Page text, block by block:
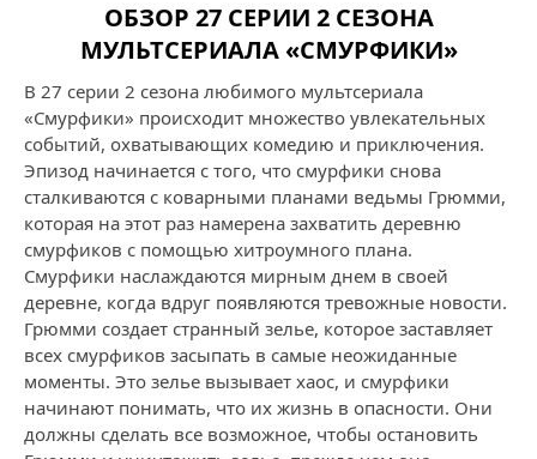
ОБЗОР 27 СЕРИИ 2 СЕЗОНА
МУЛЬТСЕРИАЛА «СМУРФИКИ»
В 27 серии 2 сезона любимого мультсериала
«Смурфики» происходит множество увлекательных
событий, охватывающих комедию и приключения.
Эпизод начинается с того, что смурфики снова
сталкиваются с коварными планами ведьмы Грюмми,
которая на этот раз намерена захватить деревню
смурфиков с помощью хитроумного плана.
Смурфики наслаждаются мирным днем в своей
деревне, когда вдруг появляются тревожные новости.
Грюмми создает странный зелье, которое заставляет
всех смурфиков засыпать в самые неожиданные
моменты. Это зелье вызывает хаос, и смурфики
начинают понимать, что их жизнь в опасности. Они
должны сделать все возможное, чтобы остановить